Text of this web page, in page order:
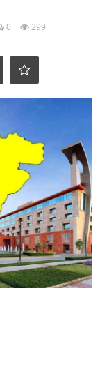
0 299